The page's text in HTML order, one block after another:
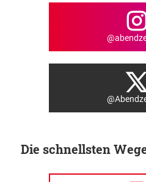
Die schnellsten